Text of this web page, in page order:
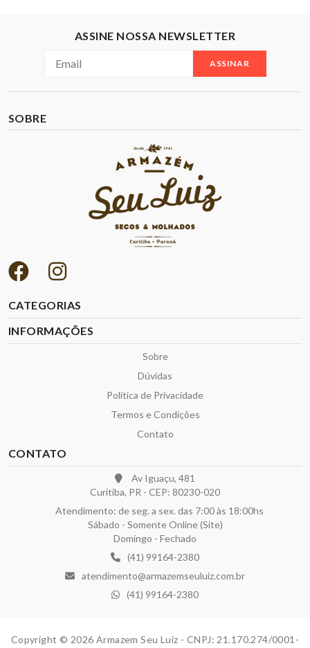
ASSINE NOSSA NEWSLETTER
ASSINAR
SOBRE
CATEGORIAS
INFORMAÇÕES
Sobre
Dúvidas
Política de Privacidade
Termos e Condições
Contato
CONTATO
Av Iguaçu, 481
Curitiba, PR - CEP: 80230-020
Atendimento: de seg. a sex. das 7:00 às 18:00hs
Sábado - Somente Online (Site)
Domingo - Fechado
(41) 99164-2380
atendimento@armazemseuluiz.com.br
(41) 99164-2380
Copyright © 2026 Armazem Seu Luiz - CNPJ: 21.170.274/0001-